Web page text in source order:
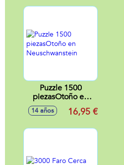
Puzzle 1500
piezasOtoño en
Neuschwanstein
14 años 16,95 €